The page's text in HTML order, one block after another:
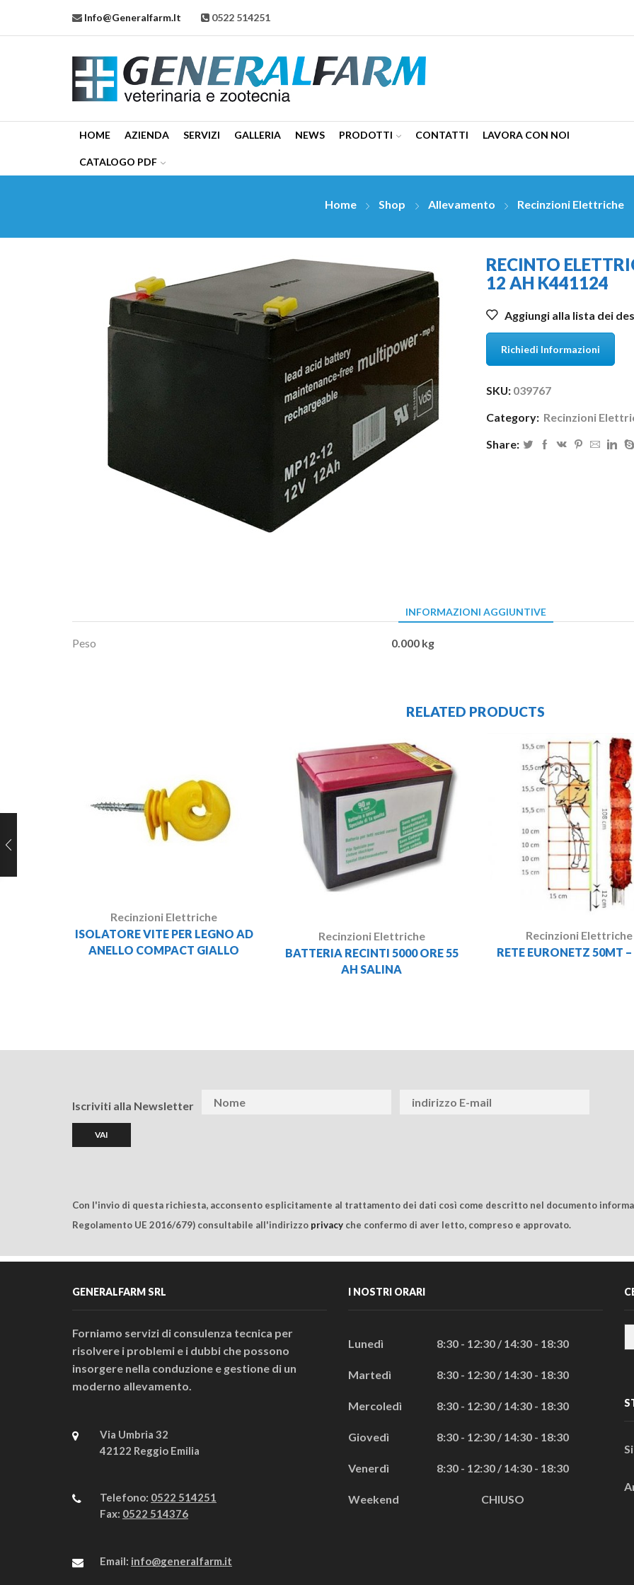
Info@generalfarm.it 0522 514251
HOME AZIENDA SERVIZI GALLERIA NEWS PRODOTTI CONTATTI LAVORA CON NOI
CATALOGO PDF
Home Shop Allevamento Recinzioni Elettriche
RECINTO
12 AH K441124
Aggiungi alla lista dei
Richiedi Informazioni
SKU: 039767
Category: Recinzioni
Share:
INFORMAZIONI AGGIUNTIVE
Peso 0.000 kg
RELATED PRODUCTS
Recinzioni Elettriche
ISOLATORE VITE PER LEGNO AD
ANELLO COMPACT GIALLO
Recinzioni Elettriche
BATTERIA RECINTI 5000 ORE 55
AH SALINA
Recinzioni Elettriche
RETE EURONETZ 50MT
Iscriviti alla Newsletter
Con l'invio di questa richiesta, acconsento esplicitamente al trattamento dei dati così come descritto nel documento
Regolamento UE 2016/679) consultabile all'indirizzo privacy che confermo di aver letto, compreso e approvato.
GENERALFARM SRL
Forniamo servizi di consulenza tecnica per
risolvere i problemi e i dubbi che possono
insorgere nella conduzione e gestione di un
moderno allevamento.
Via Umbria 32
42122 Reggio Emilia
Telefono: 0522 514251
Fax: 0522 514376
Email: info@generalfarm.it
I NOSTRI ORARI
Lunedì 8:30 - 12:30 / 14:30 - 18:30
Martedì 8:30 - 12:30 / 14:30 - 18:30
Mercoledì 8:30 - 12:30 / 14:30 - 18:30
Giovedì 8:30 - 12:30 / 14:30 - 18:30
Venerdì 8:30 - 12:30 / 14:30 - 18:30
Weekend CHIUSO